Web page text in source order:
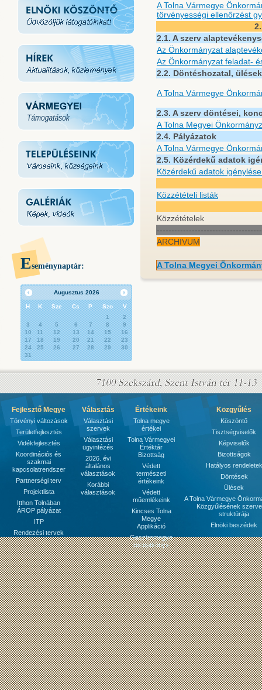
Eseménynaptár:
Augusztus 2026
H K Sze Cs P Szo
V
1
2
3
4 5 6 7 8
9
10
11 12 13 14 15
16
17
18 19 20 21 22
23
24
25 26 27 28 29
30
31
A Tolna Vármegye
törvényességi ellenőrzést
2.1. A szerv
Az Önkormányzat
Az Önkormányzat feladat-
2.2. Döntéshozatal, ülések
A Tolna Vármegye
2.3. A szerv döntései,
A Tolna Megyei
2.4. Pályázatok
A Tolna Vármegye
2.5. Közérdekű adatok
Közérdekű adatok
Közzétételi listák
Közzétételek
ARCHIVUM
A Tolna Megyei
Fejlesztő Megye
Törvényi változások
Területfejlesztés
Vidékfejlesztés
Koordinációs és
szakmai
kapcsolatrendszer
Partnerségi terv
Projektlista
Itthon Tolnában
ÁROP pályázat
ITP
Rendezési tervek
Választás
Választási
szervek
Választási
ügyintézés
2026. évi
általános
választások
Korábbi
választások
Értékeink
Tolna megye
értékei
Tolna Vármegyei
Értéktár
Bizottság
Védett
természeti
értékeink
Védett
műemlékeink
Kincses Tolna
Megye
Applikáció
Gasztromegye
receptkönyv
Közgyűlés
Köszöntő
Tisztségviselők
Képviselők
Bizottságok
Hatályos rendeletek
Döntések
Ülések
A Tolna Vármegye
Közgyűlésének
struktúrája
Elnöki beszédek